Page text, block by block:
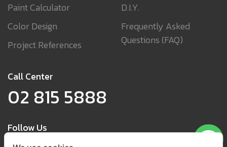
Paint Calculator
Color Design
Project References
D.I.Y.
Frequently Asked
Questions (FAQ)
Call Center
02 815 5888
Follow Us